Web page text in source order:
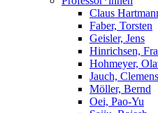
Claus
Faber, Torsten
Geisler, Jens
Hinrichsen,
Hohmeyer,
Jauch, Clemens
Möller, Bernd
Oei, Pao-Yu